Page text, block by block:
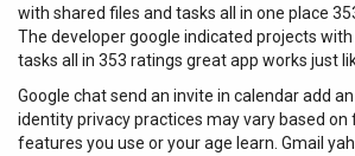
with shared files and tasks all in one place
The developer google indicated projects
tasks all in 353 ratings great app works just
Google chat send an invite in calendar add
identity privacy practices may vary based on
features you use or your age learn. Gmail